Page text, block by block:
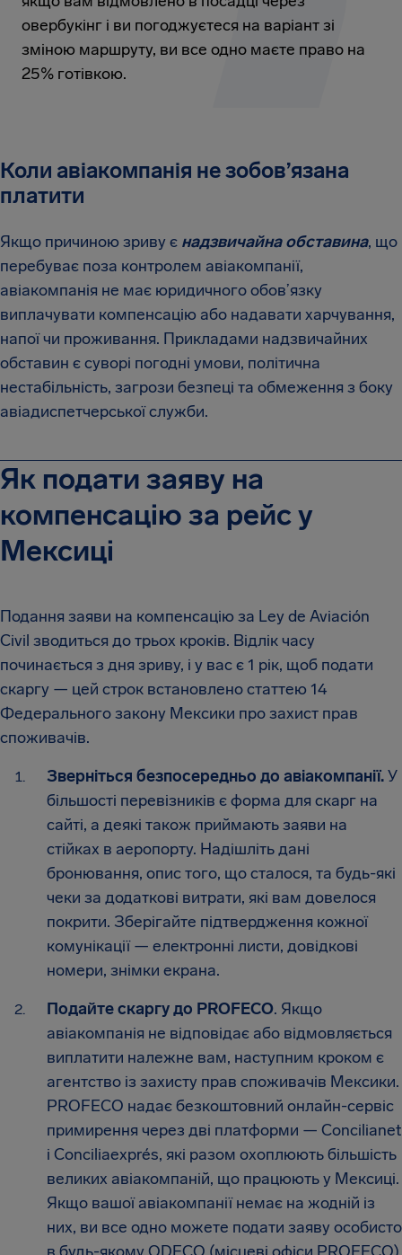
овербукінг і ви погоджуєтеся на варіант зі
зміною маршруту, ви все одно маєте право на
25% готівкою.
Коли авіакомпанія не зобов’язана
платити
Якщо причиною зриву є надзвичайна обставина, що
перебуває поза контролем авіакомпанії,
авіакомпанія не має юридичного обов’язку
виплачувати компенсацію або надавати харчування,
напої чи проживання. Прикладами надзвичайних
обставин є суворі погодні умови, політична
нестабільність, загрози безпеці та обмеження з боку
авіадиспетчерської служби.
Як подати заяву на
компенсацію за рейс у
Мексиці
Подання заяви на компенсацію за Ley de Aviación
Civil зводиться до трьох кроків. Відлік часу
починається з дня зриву, і у вас є 1 рік, щоб подати
скаргу — цей строк встановлено статтею 14
Федерального закону Мексики про захист прав
споживачів.
Зверніться безпосередньо до авіакомпанії.У
більшості перевізників є форма для скарг на
сайті, а деякі також приймають заяви на
стійках в аеропорту. Надішліть дані
бронювання, опис того, що сталося, та будь-які
чеки за додаткові витрати, які вам довелося
покрити. Зберігайте підтвердження кожної
комунікації — електронні листи, довідкові
номери, знімки екрана.
Подайте скаргу до PROFECO. Якщо
авіакомпанія не відповідає або відмовляється
виплатити належне вам, наступним кроком є
агентство із захисту прав споживачів Мексики.
PROFECO надає безкоштовний онлайн-сервіс
примирення через дві платформи — Concilianet
і Conciliaexprés, які разом охоплюють більшість
великих авіакомпаній, що працюють у Мексиці.
Якщо вашої авіакомпанії немає на жодній із
них, ви все одно можете подати заяву особисто